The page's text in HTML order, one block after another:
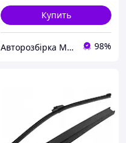
ATT395 5008)Купить
Авторозбірка Мікроавтобусів 98%